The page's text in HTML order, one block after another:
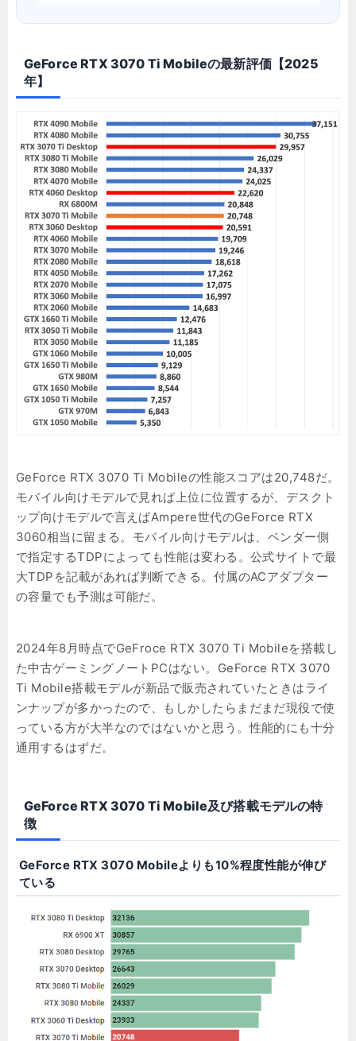
GeForce RTX 3070 Ti Mobileの最新評価【2025
年】
GeForce RTX 3070 Ti Mobileの性能スコアは20,748だ。
モバイル向けモデルで見れば上位に位置するが、デスクト
ップ向けモデルで言えばAmpere世代のGeForce RTX
3060相当に留まる。モバイル向けモデルは、ベンダー側
で指定するTDPによっても性能は変わる。公式サイトで最
大TDPを記載があれば判断できる。付属のACアダプター
の容量でも予測は可能だ。
2024年8月時点でGeFroce RTX 3070 Ti Mobileを搭載し
た中古ゲーミングノートPCはない。GeForce RTX 3070
Ti Mobile搭載モデルが新品で販売されていたときはライ
ンナップが多かったので、もしかしたらまだまだ現役で使
っている方が大半なのではないかと思う。性能的にも十分
通用するはずだ。
GeForce RTX 3070 Ti Mobile及び搭載モデルの特
徴
GeForce RTX 3070 Mobileよりも10%程度性能が伸び
ている